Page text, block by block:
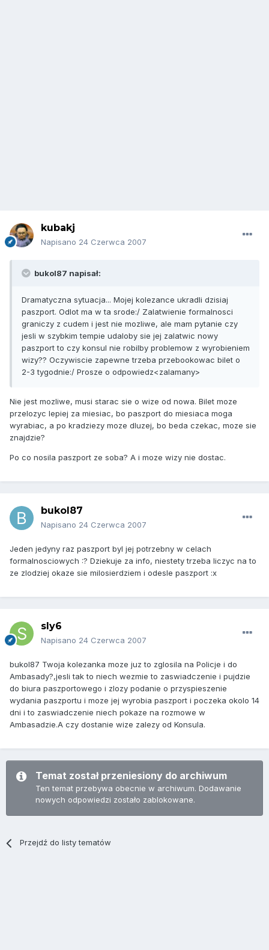
kubakj
Napisano 24 Czerwca 2007
bukol87 napisał:
Dramatyczna sytuacja... Mojej kolezance ukradli dzisiaj
paszport. Odlot ma w ta srode:/ Zalatwienie formalnosci
graniczy z cudem i jest nie mozliwe, ale mam pytanie czy
jesli w szybkim tempie udaloby sie jej zalatwic nowy
paszport to czy konsul nie robilby problemow z wyrobieniem
wizy?? Oczywiscie zapewne trzeba przebookowac bilet o
2-3 tygodnie:/ Prosze o odpowiedz<zalamany>
Nie jest mozliwe, musi starac sie o wize od nowa. Bilet moze
przelozyc lepiej za miesiac, bo paszport do miesiaca moga
wyrabiac, a po kradziezy moze dluzej, bo beda czekac, moze sie
znajdzie?
Po co nosila paszport ze soba? A i moze wizy nie dostac.
bukol87
Napisano 24 Czerwca 2007
Jeden jedyny raz paszport byl jej potrzebny w celach
formalnosciowych :? Dziekuje za info, niestety trzeba liczyc na to
ze zlodziej okaze sie milosierdziem i odesle paszport :x
sly6
Napisano 24 Czerwca 2007
bukol87 Twoja kolezanka moze juz to zglosila na Policje i do
Ambasady?,jesli tak to niech wezmie to zaswiadczenie i pujdzie
do biura paszportowego i zlozy podanie o przyspieszenie
wydania paszportu i moze jej wyrobia paszport i poczeka okolo 14
dni i to zaswiadczenie niech pokaze na rozmowe w
Ambasadzie.A czy dostanie wize zalezy od Konsula.
Temat został przeniesiony do archiwum
Ten temat przebywa obecnie w archiwum. Dodawanie
nowych odpowiedzi zostało zablokowane.
Przejdź do listy tematów